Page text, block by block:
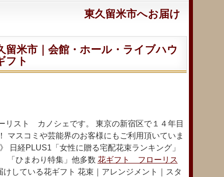
東久留米市へお届け
米市｜会館・ホール・ライブハウ
フト
スト カノシェです。 東京の新宿区で１４年目
マスコミや芸能界のお客様にもご利用頂いていま
日経PLUS1「女性に贈る宅配花束ランキング」
「ひまわり特集」他多数 花ギフト フローリス
けしている花ギフト 花束｜アレンジメント｜スタ